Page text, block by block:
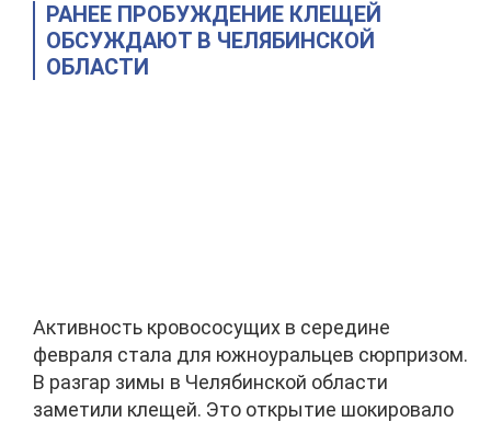
РАНЕЕ ПРОБУЖДЕНИЕ КЛЕЩЕЙ
ОБСУЖДАЮТ В ЧЕЛЯБИНСКОЙ
ОБЛАСТИ
Активность кровососущих в середине
февраля стала для южноуральцев сюрпризом.
В разгар зимы в Челябинской области
заметили клещей. Это открытие шокировало